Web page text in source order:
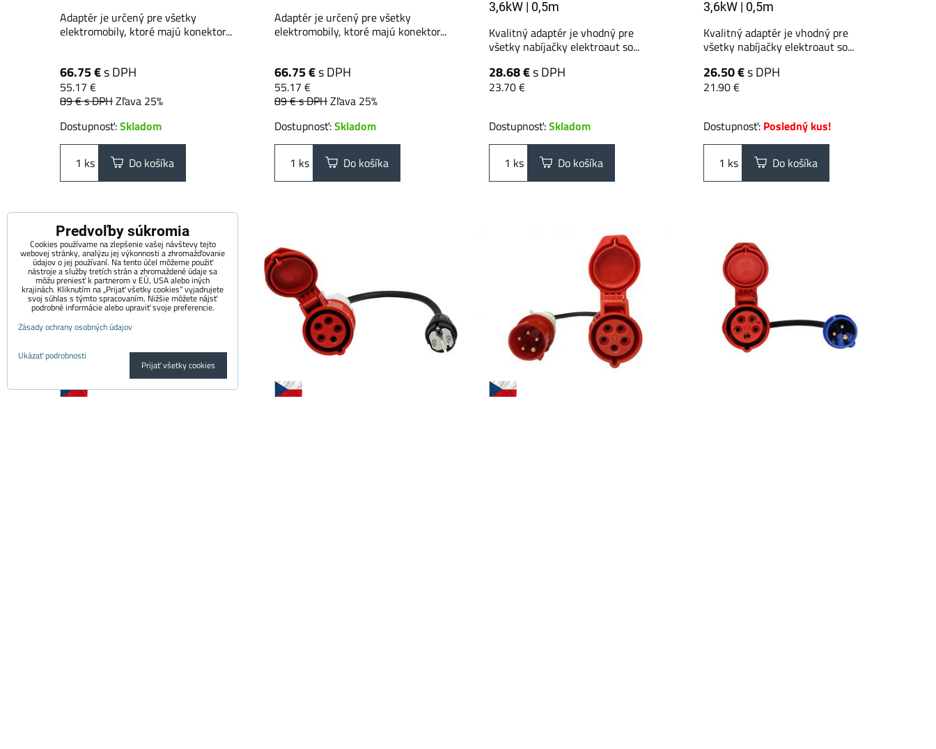
Adaptér je určený pre všetky
elektromobily, ktoré majú konektor...
66.75 €s DPH
55.17 €
89 €s DPHZľava 25%
Dostupnosť:Skladom
ks Do košíka
Adaptér je určený pre všetky
elektromobily, ktoré majú konektor...
66.75 €s DPH
55.17 €
89 €s DPHZľava 25%
Dostupnosť:Skladom
ks Do košíka
3,6kW | 0,5m
Kvalitný adaptér je vhodný pre
všetky nabíjačky elektroaut so...
28.68 €s DPH
23.70 €
Dostupnosť:Skladom
ks Do košíka
3,6kW | 0,5m
Kvalitný adaptér je vhodný pre
všetky nabíjačky elektroaut so...
26.50 €s DPH
21.90 €
Dostupnosť: Posledný kus!
ks Do košíka
Predvoľby súkromia
Cookies používame na zlepšenie vašej návštevy tejto
webovej stránky, analýzu jej výkonnosti a zhromažďovanie
údajov o jej používaní. Na tento účel môžeme použiť
nástroje a služby tretích strán a zhromaždené údaje sa
môžu preniesť k partnerom v EÚ, USA alebo iných
krajinách. Kliknutím na „Prijať všetky cookies“ vyjadrujete
svoj súhlas s týmto spracovaním. Nižšie môžete nájsť
podrobné informácie alebo upraviť svoje preferencie.
Zásady ochrany osobných údajov
Ukázať podrobnosti
Prijať všetky cookies